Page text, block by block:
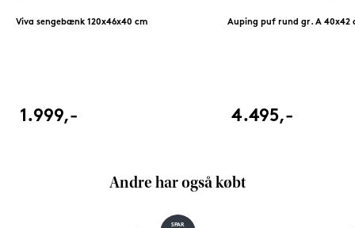
Viva sengebænk 120x46x40 cm
1.999,-
Auping puf rund gr. A 40x42
4.495,-
Andre har også købt
SPAR